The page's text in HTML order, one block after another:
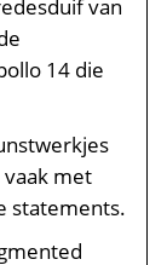
van
14 die
met
statements.​